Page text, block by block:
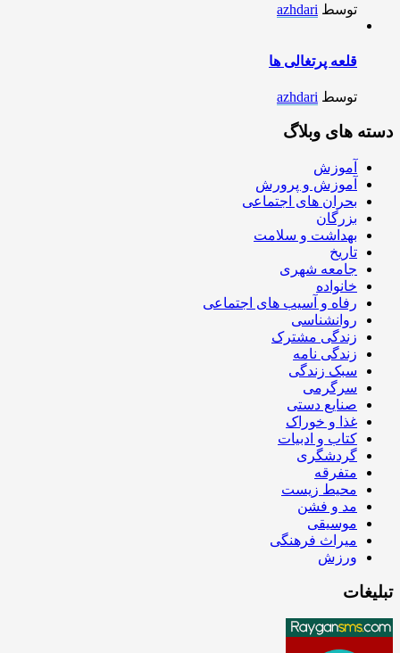
توسط azhdari
قلعه پرتغالی ها
توسط azhdari
دسته های وبلاگ
آموزش
آموزش و پرورش
بحران های اجتماعی
بزرگان
بهداشت و سلامت
تاریخ
جامعه شهری
خانواده
رفاه و آسیب های اجتماعی
روانشناسی
زندگی مشترک
زندگی نامه
سبک زندگی
سرگرمی
صنایع دستی
غذا و خوراک
کتاب و ادبیات
گردشگری
متفرقه
محیط زیست
مد و فشن
موسیقی
میراث فرهنگی
ورزش
تبلیغات